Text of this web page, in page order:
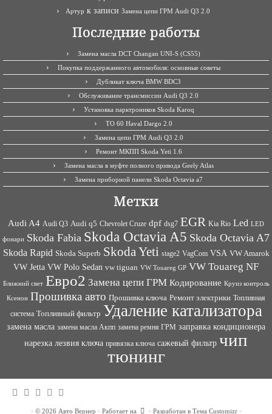
Артур к записи Замена цепи ГРМ Audi Q3 2.0
Последние работы
Замена масла DCT Changan UNI-S (CS55)
Покупка поддержанного автомобиля: основные советы
Дубликат ключа BMW BDC3
Обслуживание трансмиссии Audi Q3 2.0
Установка парктроников Skoda Karoq
ТО 60 Haval Dargo 2.0
Замена цепи ГРМ Audi Q3 2.0
Ремонт МКПП Skoda Yeti 1.6
Замена масла в муфте полного привода Geely Atlas
Замена приборной панели Skoda Octavia a7
Метки
Audi A4 Audi Q3 Audi q5 Chevrolet Cruze dpf dsg7 EGR Kia Rio Led LED
фонари Skoda Fabia Skoda Octavia A5 Skoda Octavia A7
Skoda Rapid Skoda Superb Skoda Yeti stage2 VagCom VSA VW Amarok
VW Jetta VW Polo Sedan vw tiguan VW Touareg GP VW Touareg NF
Ближний свет Евро2 Замена цепи ГРМ Кодирование Круиз контроль
Ксенон Прошивка авто Прошивка ключа Ремонт электрики Топливная
система Топливный фильтр Удаление катализатора
замена масла замена масла Акпп замена ремня ГРМ заправка кондиционера
нарезка лезвия ключа привязка ключа сажевый фильтр чип
тюнинг
· © 2026 Авто Вернер · Работает на · Разработан в Тема Customizr·